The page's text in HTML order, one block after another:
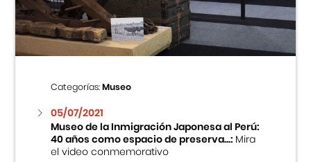
Categorías:Museo
05/07/2021
Museo de la Inmigración Japonesa al Perú:
40 años como espacio de preserva...:Mira
el video conmemorativo